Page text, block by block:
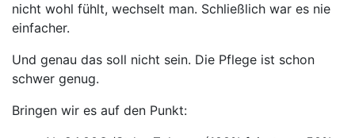
nicht wohl fühlt, wechselt man. Schließlich war es nie
einfacher.
Und genau das soll nicht sein. Die Pflege ist schon
schwer genug.
Bringen wir es auf den Punkt: